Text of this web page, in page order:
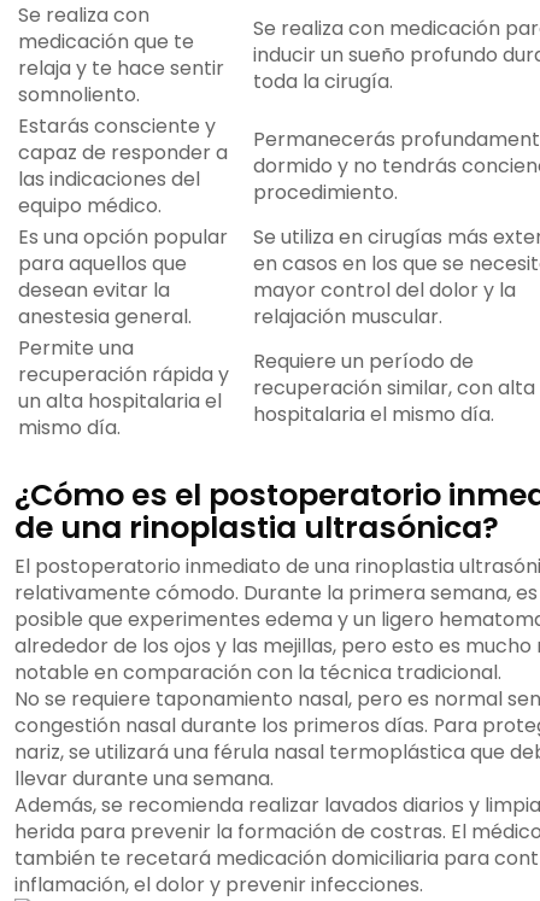
Se realiza con
medicación que te
relaja y te hace sentir
somnoliento.
Se realiza con medicación
inducir un sueño profundo
toda la cirugía.
Estarás consciente y
capaz de responder a
las indicaciones del
equipo médico.
Permanecerás
dormido y no tendrás
procedimiento.
Es una opción popular
para aquellos que
desean evitar la
anestesia general.
Se utiliza en cirugías más
en casos en los que se
mayor control del dolor y la
relajación muscular.
Permite una
recuperación rápida y
un alta hospitalaria el
mismo día.
Requiere un período de
recuperación similar, con alta
hospitalaria el mismo día.
¿Cómo es el postoperatorio
de una rinoplastia ultrasónica?
El postoperatorio inmediato de una rinoplastia
relativamente cómodo. Durante la primera semana, es
posible que experimentes edema y un ligero
alrededor de los ojos y las mejillas, pero esto es mucho
notable en comparación con la técnica tradicional.
No se requiere taponamiento nasal, pero es normal
congestión nasal durante los primeros días. Para
nariz, se utilizará una férula nasal termoplástica que
llevar durante una semana.
Además, se recomienda realizar lavados diarios y
herida para prevenir la formación de costras. El
también te recetará medicación domiciliaria para
inflamación, el dolor y prevenir infecciones.